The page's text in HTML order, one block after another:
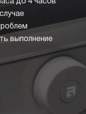
до 4 часов
выполнение
в